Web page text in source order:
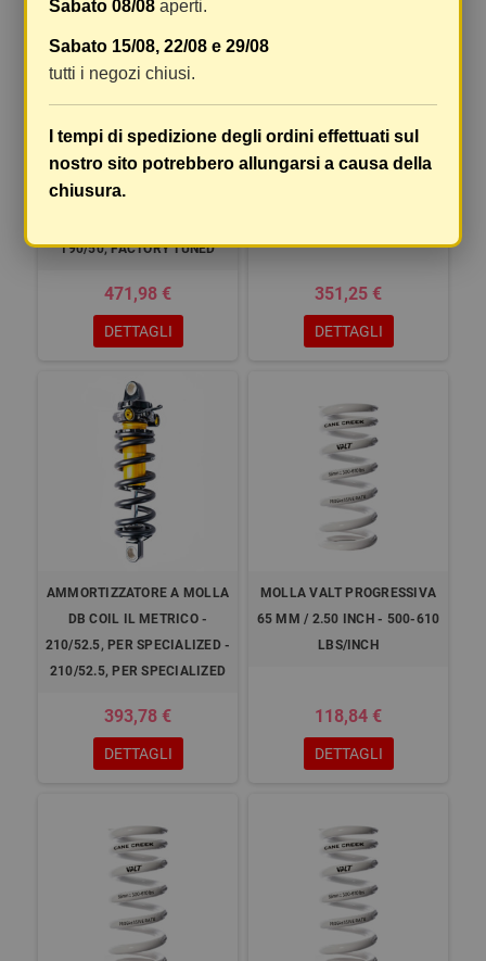
AMMORTIZZATORE A MOLLA
DB COIL IL METRICO -
190/50, FACTORY TUNED
471,98 €
DETTAGLI
AMM.DBCOIL-IL 210/52.5
351,25 €
DETTAGLI
AMMORTIZZATORE A MOLLA
DB COIL IL METRICO -
210/52.5, PER SPECIALIZED -
210/52.5, PER SPECIALIZED
393,78 €
DETTAGLI
MOLLA VALT PROGRESSIVA
65 MM / 2.50 INCH - 500-610
LBS/INCH
118,84 €
DETTAGLI
Sabato 08/08 aperti.
Sabato 15/08, 22/08 e 29/08
tutti i negozi chiusi.
I tempi di spedizione degli ordini effettuati sul
nostro sito potrebbero allungarsi a causa della
chiusura.